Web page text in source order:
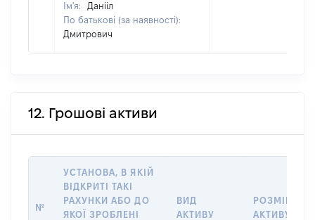
Ім'я:
Данііл
По батькові (за наявності):
Дмитрович
12. Грошові активи
№
УСТАНОВА, В ЯКІЙ
ВІДКРИТІ ТАКІ
РАХУНКИ АБО ДО
ЯКОЇ ЗРОБЛЕНІ
ВИД
АКТИВУ
РОЗМІР
АКТИВУ